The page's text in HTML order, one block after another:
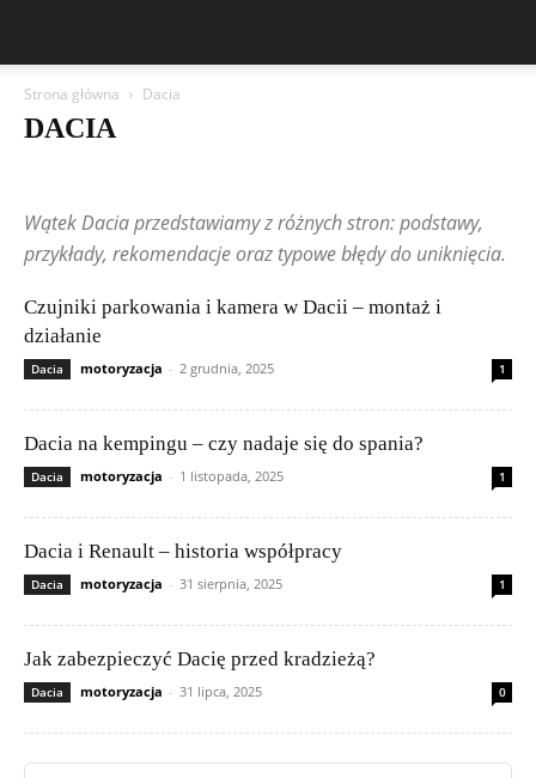
Strona główna Dacia
DACIA
Honda
Hyundai Jeep Kia Lamborghini Lexus
Maserati
Mazda
Mercedes-Benz Mitsubishi Nissan
Peugeot
Porsche
Publikacje czytelników Renault Rolls-Royce
Subaru
Suzuki Tesla Volkswagen (VW) Volvo
Wątek Dacia przedstawiamy z różnych stron: podstawy,
przykłady, rekomendacje oraz typowe błędy do uniknięcia.
Czujniki parkowania i kamera w Dacii – montaż i
działanie
Dacia motoryzacja - 2 grudnia, 2025 1
Dacia na kempingu – czy nadaje się do spania?
Dacia motoryzacja - 1 listopada, 2025 1
Dacia i Renault – historia współpracy
Dacia motoryzacja - 31 sierpnia, 2025 1
Jak zabezpieczyć Dacię przed kradzieżą?
Dacia motoryzacja - 31 lipca, 2025 0